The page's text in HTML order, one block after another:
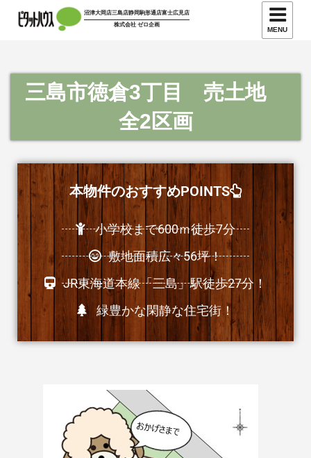
沼津大岡店三島店静岡駒形通店富士広見店
株式会社 ゼロ企画
MENU
三島市徳倉3丁目 売土地
全2区画
本物件のおすすめPOINTS
小学校まで600ｍ徒歩7分
敷地面積広々56坪！
JR東海道本線「三島」駅徒歩27分！
緑豊かな閑静な住宅街！